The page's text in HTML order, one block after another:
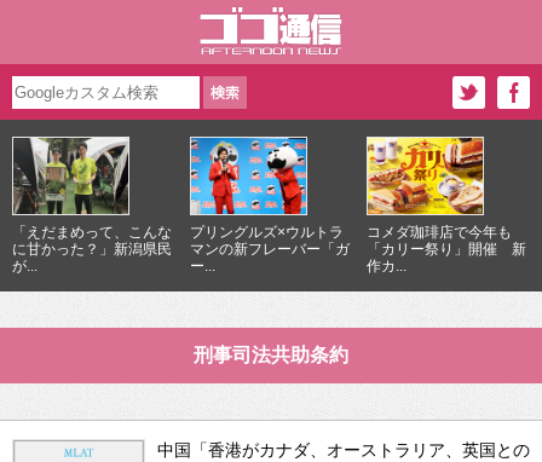
「えだまめって、こんな
に甘かった？」新潟県民
が...
プリングルズ×ウルトラ
マンの新フレーバー「ガ
ー...
コメダ珈琲店で今年も
「カリー祭り」開催 新
作カ...
刑事司法共助条約
中国「香港がカナダ、オーストラリア、英国との